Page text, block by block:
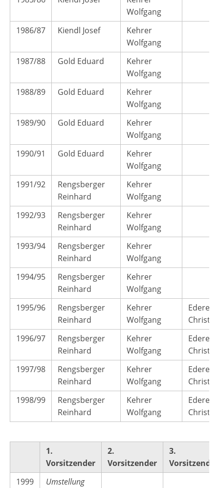
Wolfgang
1986/87
Kiendl Josef
Kehrer
Wolfgang
1987/88
Gold Eduard
Kehrer
Wolfgang
1988/89
Gold Eduard
Kehrer
Wolfgang
1989/90
Gold Eduard
Kehrer
Wolfgang
1990/91
Gold Eduard
Kehrer
Wolfgang
1991/92
Rengsberger
Reinhard
Kehrer
Wolfgang
1992/93
Rengsberger
Reinhard
Kehrer
Wolfgang
1993/94
Rengsberger
Reinhard
Kehrer
Wolfgang
1994/95
Rengsberger
Reinhard
Kehrer
Wolfgang
1995/96
Rengsberger
Reinhard
Kehrer
Wolfgang
Ederer
1996/97
Rengsberger
Reinhard
Kehrer
Wolfgang
Ederer
1997/98
Rengsberger
Reinhard
Kehrer
Wolfgang
Ederer
1998/99
Rengsberger
Reinhard
Kehrer
Wolfgang
Ederer
1.
Vorsitzender
2.
Vorsitzender
3.
Vorsitzender
1999
Umstellung